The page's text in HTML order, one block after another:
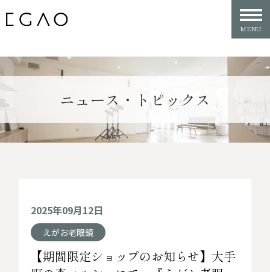
ニュース・トピックス
2025年09月12日
えがお老眼鏡
【期間限定ショップのお知らせ】大手